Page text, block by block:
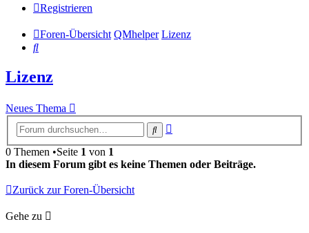
Registrieren
Foren-Übersicht QMhelper Lizenz
Suche
Lizenz
Neues Thema
Suche
0 Themen •Seite 1 von 1
In diesem Forum gibt es keine Themen oder Beiträge.
Zurück zur Foren-Übersicht
Gehe zu